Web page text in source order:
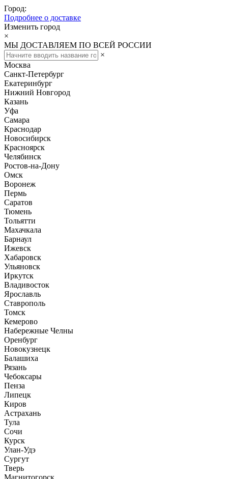
Город:
Подробнее о доставке
Изменить город
×
МЫ ДОСТАВЛЯЕМ ПО ВСЕЙ РОССИИ
×
Москва
Санкт-Петербург
Екатеринбург
Нижний Новгород
Казань
Уфа
Самара
Краснодар
Новосибирск
Красноярск
Челябинск
Ростов-на-Дону
Омск
Воронеж
Пермь
Саратов
Тюмень
Тольятти
Махачкала
Барнаул
Ижевск
Хабаровск
Ульяновск
Иркутск
Владивосток
Ярославль
Ставрополь
Томск
Кемерово
Набережные Челны
Оренбург
Новокузнецк
Балашиха
Рязань
Чебоксары
Пенза
Липецк
Киров
Астрахань
Тула
Сочи
Курск
Улан-Удэ
Сургут
Тверь
Магнитогорск